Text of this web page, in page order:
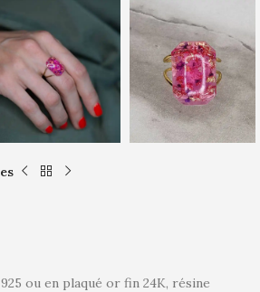
ou en plaqué or fin 24K, résine